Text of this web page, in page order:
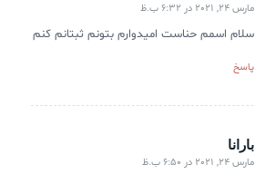
گفته:
مارس 24, 2021 در 6:32 ب.ظ
سلام اسمم حناست امیدوارم بتونم ثبتانم کنم
پاسخ
بارانا
گفته:
مارس 24, 2021 در 6:50 ب.ظ